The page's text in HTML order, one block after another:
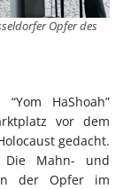
Opfer des
HaShoah”
vor dem
gedacht.
Die Mahn- und
der Opfer im